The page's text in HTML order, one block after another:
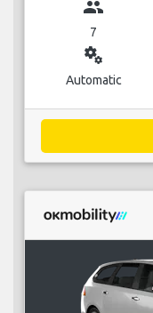
group
7
miscellaneous_services
Automatic